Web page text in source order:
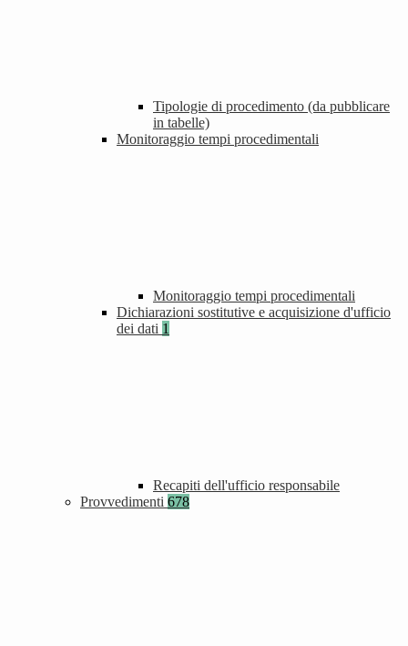
Tipologie di procedimento (da pubblicare
in tabelle)
Monitoraggio tempi procedimentali
Monitoraggio tempi procedimentali
Dichiarazioni sostitutive e acquisizione d'ufficio
dei dati 1
Recapiti dell'ufficio responsabile
Provvedimenti 678